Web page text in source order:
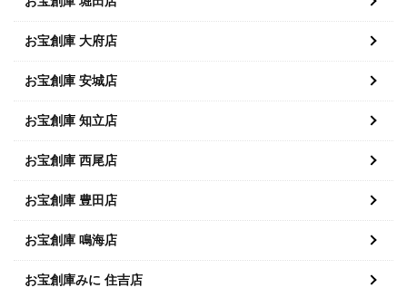
お宝創庫 大府店
お宝創庫 安城店
お宝創庫 知立店
お宝創庫 西尾店
お宝創庫 豊田店
お宝創庫 鳴海店
お宝創庫みに 住吉店